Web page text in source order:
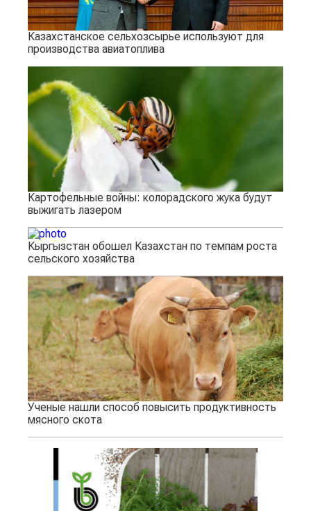
Казахстанское сельхозсырье используют для
производства авиатоплива
Картофельные войны: колорадского жука будут
выжигать лазером
Кыргызстан обошел Казахстан по темпам роста
сельского хозяйства
Ученые нашли способ повысить продуктивность
мясного скота